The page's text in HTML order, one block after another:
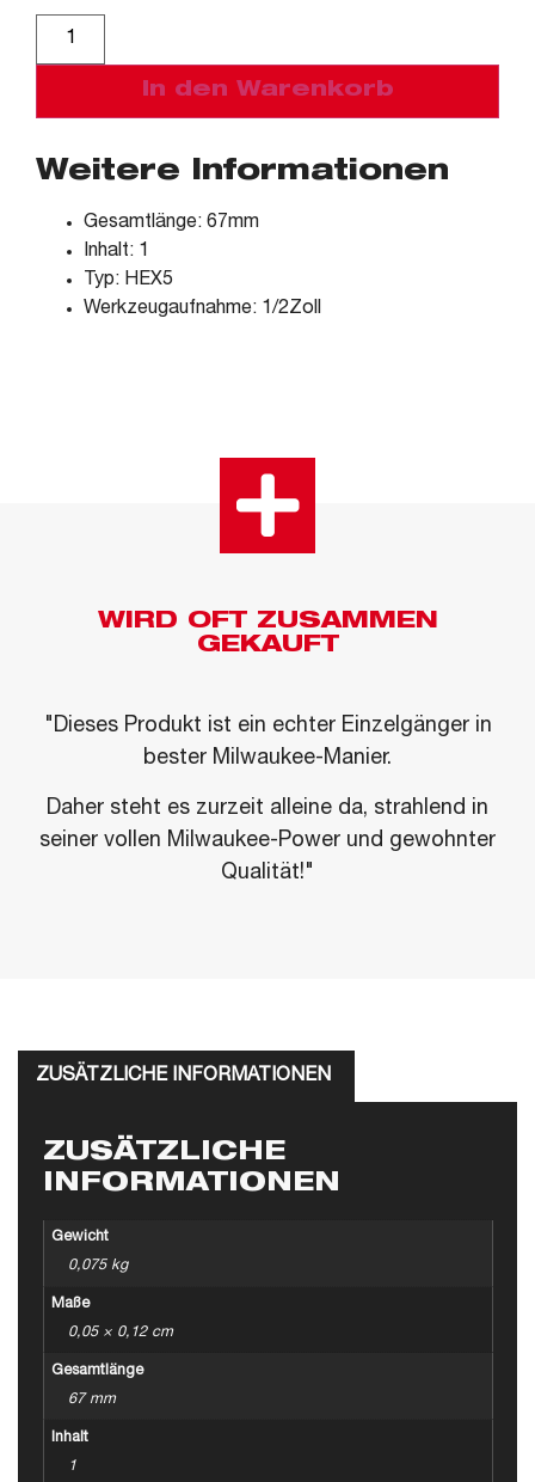
In den Warenkorb
Weitere Informationen
Gesamtlänge: 67mm
Inhalt: 1
Typ: HEX5
Werkzeugaufnahme: 1/2Zoll
WIRD OFT ZUSAMMEN
GEKAUFT
"Dieses Produkt ist ein echter Einzelgänger in
bester Milwaukee-Manier.
Daher steht es zurzeit alleine da, strahlend in
seiner vollen Milwaukee-Power und gewohnter
Qualität!"
ZUSÄTZLICHE INFORMATIONEN
ZUSÄTZLICHE
INFORMATIONEN
Gewicht
0,075 kg
Maße
0,05 × 0,12 cm
Gesamtlänge
67 mm
Inhalt
1